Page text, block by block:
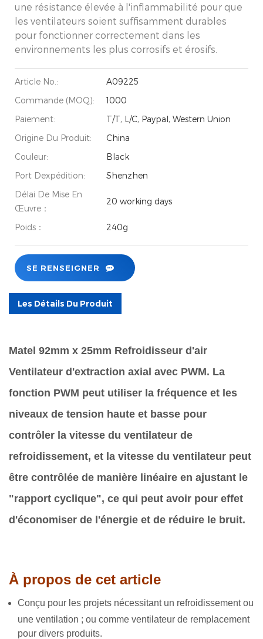
une résistance élevée à l'inflammabilité pour que
les ventilateurs soient suffisamment durables
pour fonctionner correctement dans les
environnements les plus corrosifs et érosifs.
Article No.:
A09225
Commande (MOQ):
1000
Paiement:
T/T, L/C, Paypal, Western Union
Origine Du Produit:
China
Couleur:
Black
Port Dexpédition:
Shenzhen
Délai De Mise En
Œuvre：
20 working days
Poids： 240g
SE RENSEIGNER
Les Détails Du Produit
Matel 92mm x 25mm Refroidisseur d'air
Ventilateur d'extraction axial avec PWM. La
fonction PWM peut utiliser la fréquence et les
niveaux de tension haute et basse pour
contrôler la vitesse du ventilateur de
refroidissement, et la vitesse du ventilateur peut
être contrôlée de manière linéaire en ajustant le
"rapport cyclique", ce qui peut avoir pour effet
d'économiser de l'énergie et de réduire le bruit.
À propos de cet article
Conçu pour les projets nécessitant un refroidissement ou
une ventilation ; ou comme ventilateur de remplacement
pour divers produits.